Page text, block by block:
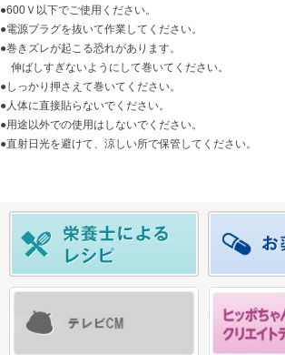
●600Ｖ以下でご使用ください。
●電源プラグを抜いて作業してください。
●巻きズレが起こる恐れがあります。
伸ばしすぎないようにして巻いてください。
●しっかり押さえて巻いてください。
●人体に直接貼らないでください。
●用途以外での使用はしないでください。
●直射日光を避けて、涼しい所で保管してください。